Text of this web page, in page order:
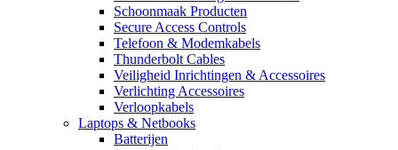
Schoonmaak Producten
Secure Access Controls
Telefoon & Modemkabels
Thunderbolt Cables
Veiligheid Inrichtingen & Accessoires
Verlichting Accessoires
Verloopkabels
Laptops & Netbooks
Batterijen